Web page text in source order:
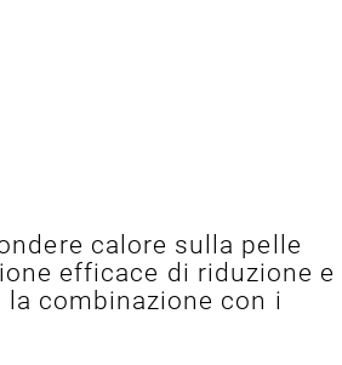
calore sulla pelle
efficace di riduzione e
combinazione con i